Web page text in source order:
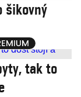
šikovný
tak to